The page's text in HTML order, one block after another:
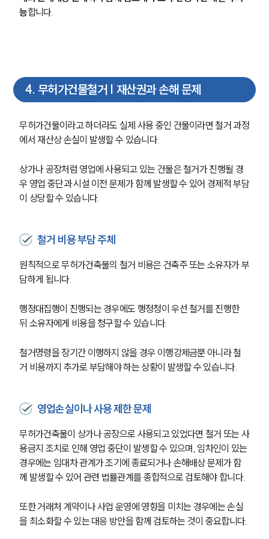
팀소개
오시는 길
글로벌 파트너 로펌
고객의 소리
업무사례
법률지식인
고객후기
업무분야
전체
구성원 소개
부동산전문변호사
소식/자료
언론보도
능합니다.
4. 무허가건물철거 | 재산권과 손해 문제
무허가건물이라고 하더라도 실제 사용 중인 건물이라면 철거 과정
에서 재산상 손실이 발생할 수 있습니다.
상가나 공장처럼 영업에 사용되고 있는 건물은 철거가 진행될 경
우 영업 중단과 시설 이전 문제가 함께 발생할 수 있어 경제적 부담
이 상당할 수 있습니다.
철거 비용 부담 주체
원칙적으로 무허가건축물의 철거 비용은 건축주 또는 소유자가 부
담하게 됩니다.
행정대집행이 진행되는 경우에도 행정청이 우선 철거를 진행한
뒤 소유자에게 비용을 청구할 수 있습니다.
철거명령을 장기간 이행하지 않을 경우 이행강제금뿐 아니라 철
거 비용까지 추가로 부담해야 하는 상황이 발생할 수 있습니다.
영업손실이나 사용 제한 문제
무허가건축물이 상가나 공장으로 사용되고 있었다면 철거 또는 사
용금지 조치로 인해 영업 중단이 발생할 수 있으며, 임차인이 있는
경우에는 임대차 관계가 조기에 종료되거나 손해배상 문제가 함
께 발생할 수 있어 관련 법률관계를 종합적으로 검토해야 합니다.
또한 거래처 계약이나 사업 운영에 영향을 미치는 경우에는 손실
을 최소화할 수 있는 대응 방안을 함께 검토하는 것이 중요합니다.